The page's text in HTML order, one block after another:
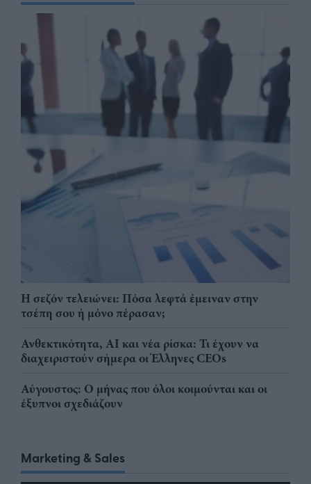
Η σεζόν τελειώνει: Πόσα λεφτά έμειναν στην
τσέπη σου ή μόνο πέρασαν;
Ανθεκτικότητα, AI και νέα ρίσκα: Τι έχουν να
διαχειριστούν σήμερα οι Έλληνες CEOs
Αύγουστος: Ο μήνας που όλοι κοιμούνται και οι
έξυπνοι σχεδιάζουν
Marketing & Sales